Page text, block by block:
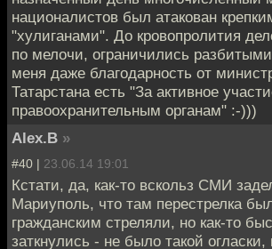
националистов был атакован
"хулиганами". До кровопролития
по мелочи, ограничились
меня даже благодарность от
Татарстана есть "За активное
правоохранительным органам" :-)))
Alex.B »
#40 | 23.06.14 19:01
Кстати, да, как-то вскольз СМИ
Мариуполь, что там перестрелка
гражданским стреляли, но как-то
заткнулись - не было такой огласки,